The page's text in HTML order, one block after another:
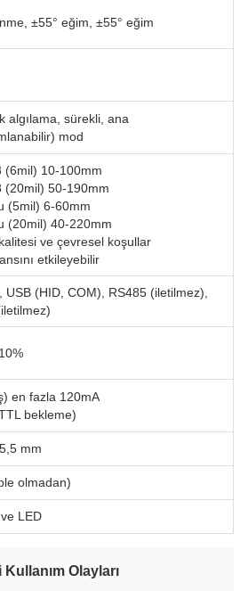
±55° eğim, ±55° eğim
algılama, sürekli, ana
mod
(6mil) 10-100mm
(20mil) 50-190mm
(5mil) 6-60mm
(20mil) 40-220mm
ve çevresel koşullar
etkileyebilir
USB (HID, COM), RS485 (iletilmez),
en fazla 120mA
bekleme)
mm
olmadan)
ve LED
Olayları